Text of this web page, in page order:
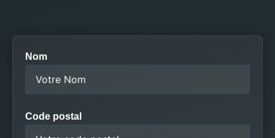
Nom
Code postal